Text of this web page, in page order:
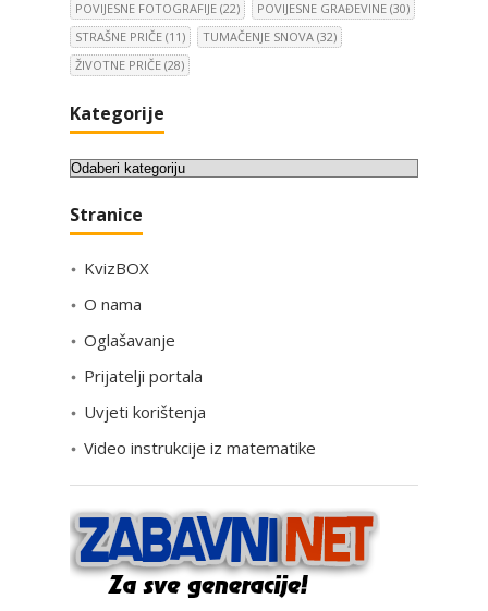
POVIJESNE FOTOGRAFIJE (22) POVIJESNE GRAĐEVINE (30)
STRAŠNE PRIČE (11) TUMAČENJE SNOVA (32)
ŽIVOTNE PRIČE (28)
Kategorije
K
t
g
i
j
Stranice
KvizBOX
O nama
Oglašavanje
Prijatelji portala
Uvjeti korištenja
Video instrukcije iz matematike